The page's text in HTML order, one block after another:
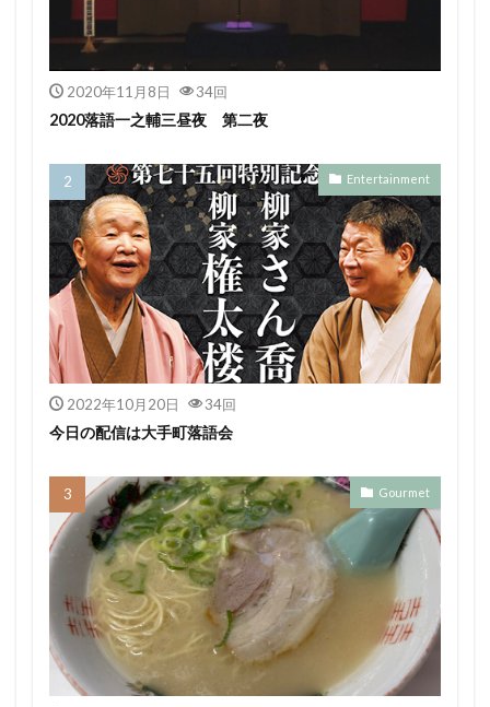
2020年11月8日 34回
2020落語一之輔三昼夜 第二夜
Entertainment
2022年10月20日 34回
今日の配信は大手町落語会
Gourmet